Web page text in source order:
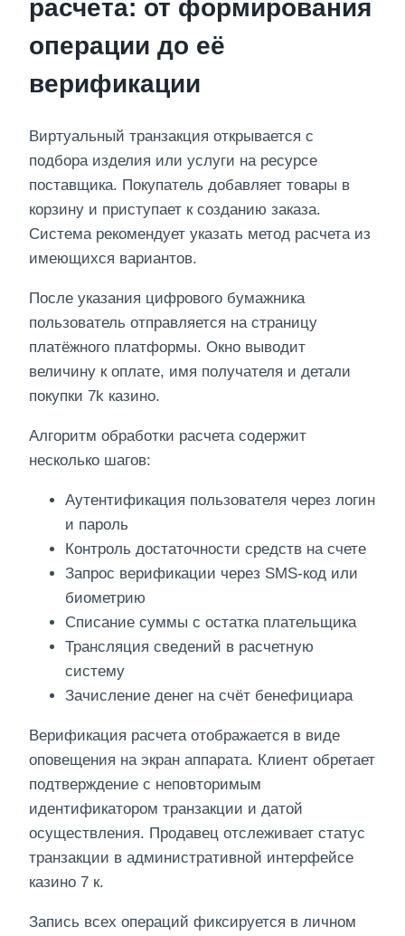
расчета: от формирования
операции до её
верификации
Виртуальный транзакция открывается с
подбора изделия или услуги на ресурсе
поставщика. Покупатель добавляет товары в
корзину и приступает к созданию заказа.
Система рекомендует указать метод расчета из
имеющихся вариантов.
После указания цифрового бумажника
пользователь отправляется на страницу
платёжного платформы. Окно выводит
величину к оплате, имя получателя и детали
покупки 7k казино.
Алгоритм обработки расчета содержит
несколько шагов:
Аутентификация пользователя через логин
и пароль
Контроль достаточности средств на счете
Запрос верификации через SMS-код или
биометрию
Списание суммы с остатка плательщика
Трансляция сведений в расчетную
систему
Зачисление денег на счёт бенефициара
Верификация расчета отображается в виде
оповещения на экран аппарата. Клиент обретает
подтверждение с неповторимым
идентификатором транзакции и датой
осуществления. Продавец отслеживает статус
транзакции в административной интерфейсе
казино 7 к.
Запись всех операций фиксируется в личном